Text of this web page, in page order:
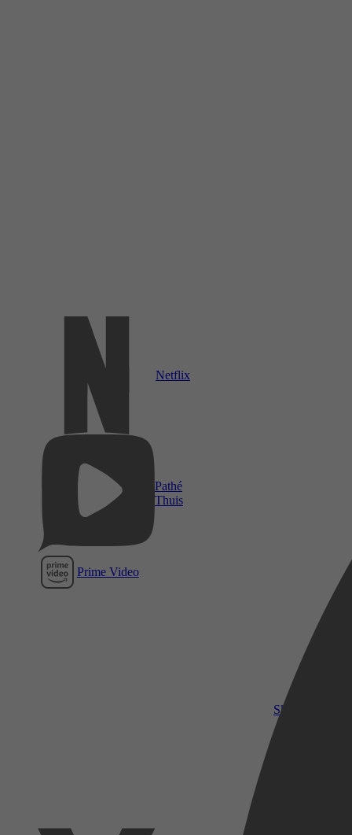
Netflix
Pathé
Thuis
Prime Video
SkyShowtime